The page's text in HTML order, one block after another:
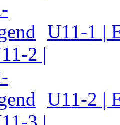
U11-1 |
U11-2 |